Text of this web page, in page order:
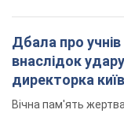
Дбала про
внаслідок
директорка
Вічна пам'ять